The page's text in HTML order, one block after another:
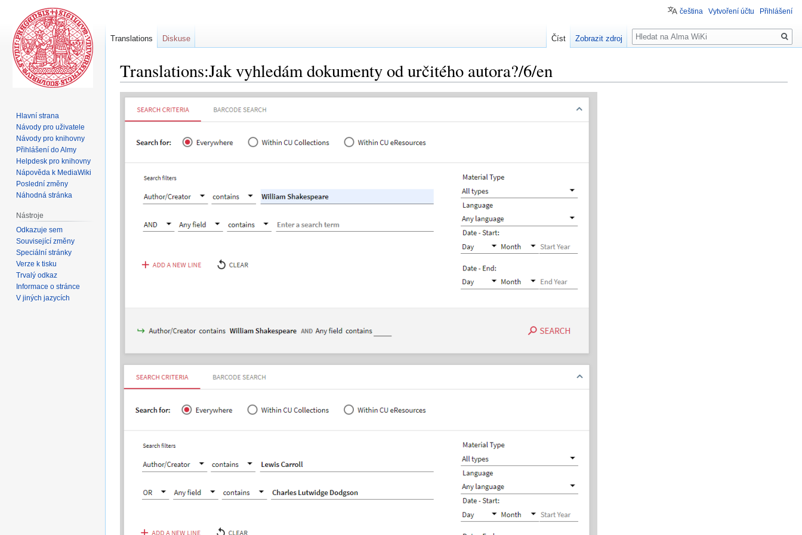
Translations:Jak vyhledám dokumenty od určitého autora?/6/en
Skočit
navigaci
Skočit
vyhledávání
čeština Vytvoření účtu Přihlášení
Translations Diskuse Číst Zobrazit zdroj
Hledat
Hlavní strana
Návody pro uživatele
Návody pro knihovny
Přihlášení do Almy
Helpdesk pro knihovny
Nápověda k MediaWiki
Poslední změny
Náhodná stránka
Nástroje
Odkazuje sem
Související změny
Speciální stránky
Verze k tisku
Trvalý odkaz
Informace o stránce
V jiných jazycích